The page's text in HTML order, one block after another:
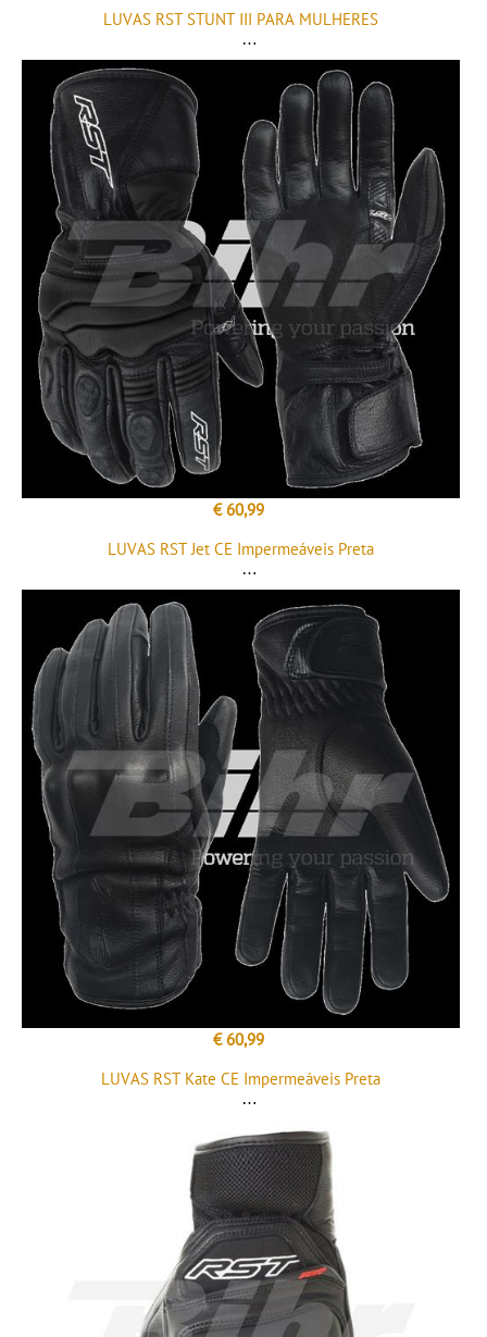
LUVAS RST STUNT III PARA MULHERES
€ 60,99
LUVAS RST Jet CE Impermeáveis Preta
€ 60,99
LUVAS RST Kate CE Impermeáveis Preta